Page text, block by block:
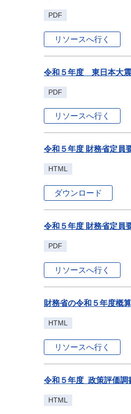
PDF
リソースへ行く
令和５年度 東日本大
PDF
リソースへ行く
令和５年度 財務省定員
HTML
ダウンロード
令和５年度 財務省定員
PDF
リソースへ行く
財務省の令和５年度概
HTML
リソースへ行く
令和５年度_政策評価調
HTML